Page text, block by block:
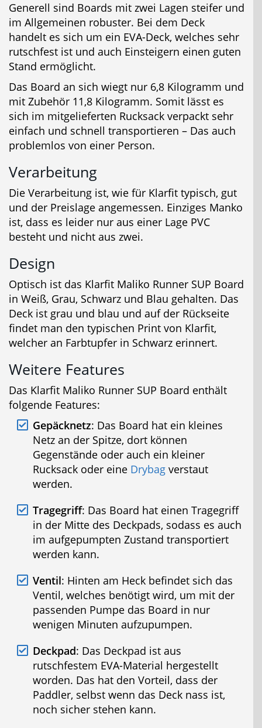
Generell sind Boards mit zwei Lagen steifer und
im Allgemeinen robuster. Bei dem Deck
handelt es sich um ein EVA-Deck, welches sehr
rutschfest ist und auch Einsteigern einen guten
Stand ermöglicht.
Das Board an sich wiegt nur 6,8 Kilogramm und
mit Zubehör 11,8 Kilogramm. Somit lässt es
sich im mitgelieferten Rucksack verpackt sehr
einfach und schnell transportieren – Das auch
problemlos von einer Person.
Verarbeitung
Die Verarbeitung ist, wie für Klarfit typisch, gut
und der Preislage angemessen. Einziges Manko
ist, dass es leider nur aus einer Lage PVC
besteht und nicht aus zwei.
Design
Optisch ist das Klarfit Maliko Runner SUP Board
in Weiß, Grau, Schwarz und Blau gehalten. Das
Deck ist grau und blau und auf der Rückseite
findet man den typischen Print von Klarfit,
welcher an Farbtupfer in Schwarz erinnert.
Weitere Features
Das Klarfit Maliko Runner SUP Board enthält
folgende Features:
Gepäcknetz: Das Board hat ein kleines
Netz an der Spitze, dort können
Gegenstände oder auch ein kleiner
Rucksack oder eine Drybag verstaut
werden.
Tragegriff: Das Board hat einen Tragegriff
in der Mitte des Deckpads, sodass es auch
im aufgepumpten Zustand transportiert
werden kann.
Ventil: Hinten am Heck befindet sich das
Ventil, welches benötigt wird, um mit der
passenden Pumpe das Board in nur
wenigen Minuten aufzupumpen.
Deckpad: Das Deckpad ist aus
rutschfestem EVA-Material hergestellt
worden. Das hat den Vorteil, dass der
Paddler, selbst wenn das Deck nass ist,
noch sicher stehen kann.